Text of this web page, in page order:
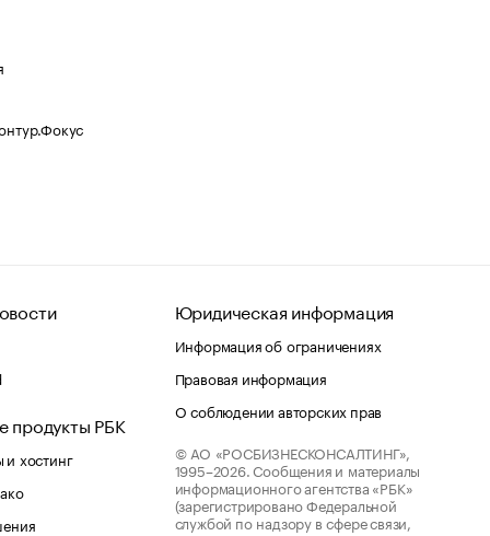
продукты РБК
хостинг
Юридическая информация
Информация об ограничениях
Правовая информация
О соблюдении авторских прав
© АО «РОСБИЗНЕСКОНСАЛТИНГ»,
1995–2026. Сообщения и материалы
информационного агентства «РБК»
(зарегистрировано Федеральной
службой по надзору в сфере связи,